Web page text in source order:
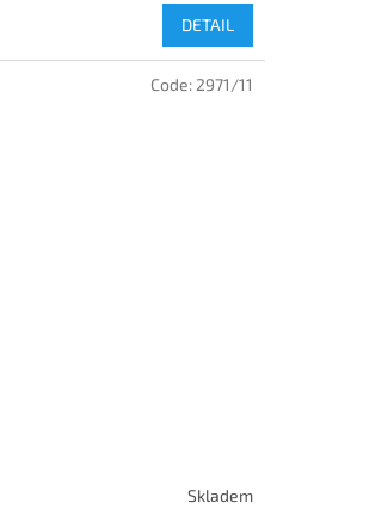
DETAIL
Skladem
Code: 2971/11